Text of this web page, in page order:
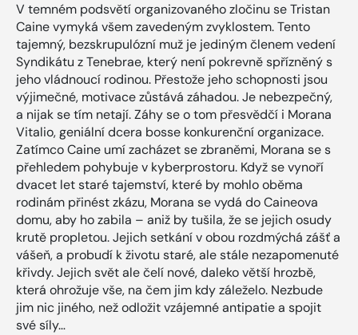
V temném podsvětí organizovaného zločinu se Tristan
Caine vymyká všem zavedeným zvyklostem. Tento
tajemný, bezskrupulózní muž je jediným členem vedení
Syndikátu z Tenebrae, který není pokrevně spřízněný s
jeho vládnoucí rodinou. Přestože jeho schopnosti jsou
výjimečné, motivace zůstává záhadou. Je nebezpečný,
a nijak se tím netají. Záhy se o tom přesvědčí i Morana
Vitalio, geniální dcera bosse konkurenční organizace.
Zatímco Caine umí zacházet se zbraněmi, Morana se s
přehledem pohybuje v kyberprostoru. Když se vynoří
dvacet let staré tajemství, které by mohlo oběma
rodinám přinést zkázu, Morana se vydá do Caineova
domu, aby ho zabila – aniž by tušila, že se jejich osudy
krutě propletou. Jejich setkání v obou rozdmýchá zášť a
vášeň, a probudí k životu staré, ale stále nezapomenuté
křivdy. Jejich svět ale čelí nové, daleko větší hrozbě,
která ohrožuje vše, na čem jim kdy záleželo. Nezbude
jim nic jiného, než odložit vzájemné antipatie a spojit
své síly…